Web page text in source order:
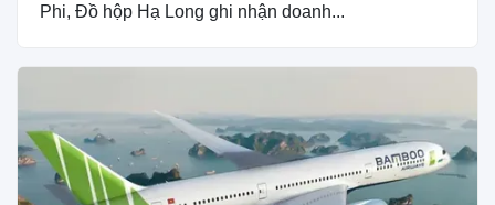
Phi, Đồ hộp Hạ Long ghi nhận doanh...